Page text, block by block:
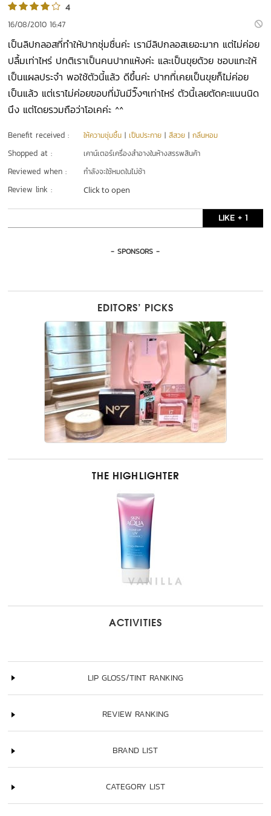
4
16/08/2010 16:47
เป็นลิปกลอสที่ทำให้ปากชุ่มชื่นค่ะ เรามีลิปกลอสเยอะมาก แต่ไม่ค่อย
ปลื้มเท่าไหร่ ปกติเราเป็นคนปากแห้งค่ะ และเป็นขุยด้วย ชอบแกะให้
เป็นแผลประจำ พอใช้ตัวนี้แล้ว ดีขึ้นค่ะ ปากที่เคยเป็นขุยก็ไม่ค่อย
เป็นแล้ว แต่เราไม่ค่อยฃอบที่มันมีวิ๊งๆเท่าไหร่ ตัวนี้เลยตัดคะแนนนิด
นึง แต่โดยรวมถือว่าโอเคค่ะ ^^
Benefit received : ให้ความชุ่มชื้น |เป็นประกาย |สีสวย |กลิ่นหอม
Shopped at : เคาน์เตอร์เครื่องสำอางในห้างสรรพสินค้า
Reviewed when : กำลังจะใช้หมดในไม่ช้า
Review link : Click to open
LIKE + 1
- SPONSORS -
EDITORS’ PICKS
THE HIGHLIGHTER
ACTIVITIES
LIP GLOSS/TINT RANKING
REVIEW RANKING
BRAND LIST
CATEGORY LIST